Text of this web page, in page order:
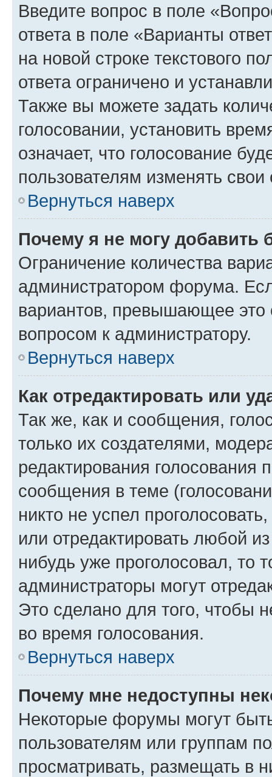
Введите вопрос в поле
ответа в поле «Варианты
на новой строке текстового
ответа ограничено и
Также вы можете задать
голосовании, установить
означает, что голосование
пользователям изменять свои
Вернуться наверх
Почему я не могу добавить
Ограничение количества
администратором форума.
вариантов, превышающее это
вопросом к администратору.
Вернуться наверх
Как отредактировать или
Так же, как и сообщения,
только их создателями,
редактирования голосования
сообщения в теме
никто не успел
или отредактировать любой
нибудь уже проголосовал, то
администраторы могут
Это сделано для того, чтобы
во время голосования.
Вернуться наверх
Почему мне недоступны
Некоторые форумы могут
пользователям или группам
просматривать, размещать в